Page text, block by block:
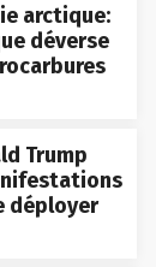
arctique:
déverse
Trump
déployer